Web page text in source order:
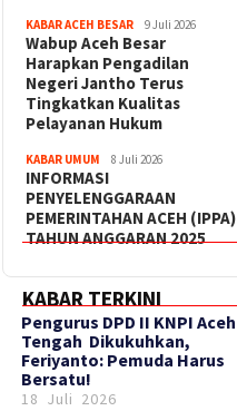
KABAR ACEH BESAR 9 Juli 2026
Wabup Aceh Besar
Harapkan Pengadilan
Negeri Jantho Terus
Tingkatkan Kualitas
Pelayanan Hukum
KABAR UMUM 8 Juli 2026
INFORMASI
PENYELENGGARAAN
PEMERINTAHAN ACEH (IPPA)
TAHUN ANGGARAN 2025
KABAR TERKINI
‎Pengurus DPD II KNPI Aceh
Tengah Dikukuhkan,
Feriyanto: Pemuda Harus
Bersatu!
18 Juli 2026